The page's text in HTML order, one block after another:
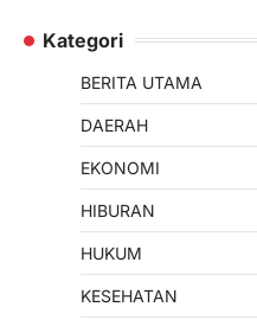
Kategori
BERITA UTAMA
DAERAH
EKONOMI
HIBURAN
HUKUM
KESEHATAN